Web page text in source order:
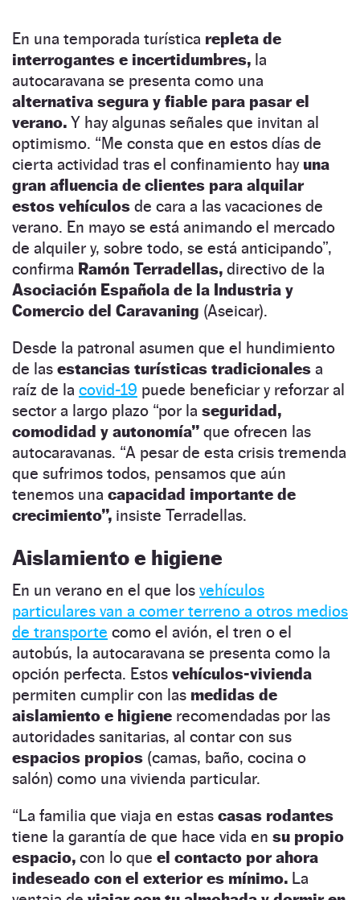
En una temporada turística repleta de
interrogantes e incertidumbres, la
autocaravana se presenta como una
alternativa segura y fiable para pasar el
verano. Y hay algunas señales que invitan al
optimismo. “Me consta que en estos días de
cierta actividad tras el confinamiento hay una
gran afluencia de clientes para alquilar
estos vehículos de cara a las vacaciones de
verano. En mayo se está animando el mercado
de alquiler y, sobre todo, se está anticipando”,
confirma Ramón Terradellas, directivo de la
Asociación Española de la Industria y
Comercio del Caravaning (Aseicar).
Desde la patronal asumen que el hundimiento
de las estancias turísticas tradicionales a
raíz de la covid-19 puede beneficiar y reforzar al
sector a largo plazo “por la seguridad,
comodidad y autonomía” que ofrecen las
autocaravanas. “A pesar de esta crisis tremenda
que sufrimos todos, pensamos que aún
tenemos una capacidad importante de
crecimiento”, insiste Terradellas.
Aislamiento e higiene
En un verano en el que los vehículos
particulares van a comer terreno a otros medios
de transporte como el avión, el tren o el
autobús, la autocaravana se presenta como la
opción perfecta. Estos vehículos-vivienda
permiten cumplir con las medidas de
aislamiento e higiene recomendadas por las
autoridades sanitarias, al contar con sus
espacios propios (camas, baño, cocina o
salón) como una vivienda particular.
“La familia que viaja en estas casas rodantes
tiene la garantía de que hace vida en su propio
espacio, con lo que el contacto por ahora
indeseado con el exterior es mínimo. La